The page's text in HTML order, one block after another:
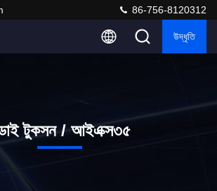
86-756-8120312
উদ্ধৃতি
টুকসন / আইএক্স৩৫